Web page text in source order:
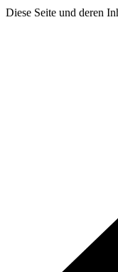
Diese Seite und deren